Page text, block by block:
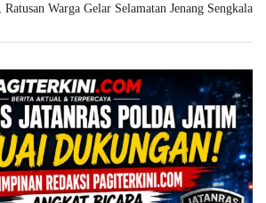
Warga Gelar Selamatan Jenang Sengkala